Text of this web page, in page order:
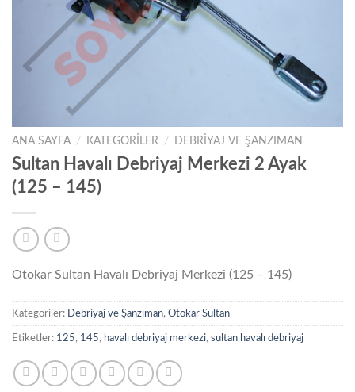
ANA SAYFA / KATEGORILER / DEBRIYAJ VE ŞANZIMAN
Sultan Havalı Debriyaj Merkezi 2 Ayak
(125 – 145)
Otokar Sultan Havalı Debriyaj Merkezi (125 – 145)
Kategoriler: Debriyaj ve Şanzıman, Otokar Sultan
Etiketler: 125, 145, havalı debriyaj merkezi, sultan havalı debriyaj